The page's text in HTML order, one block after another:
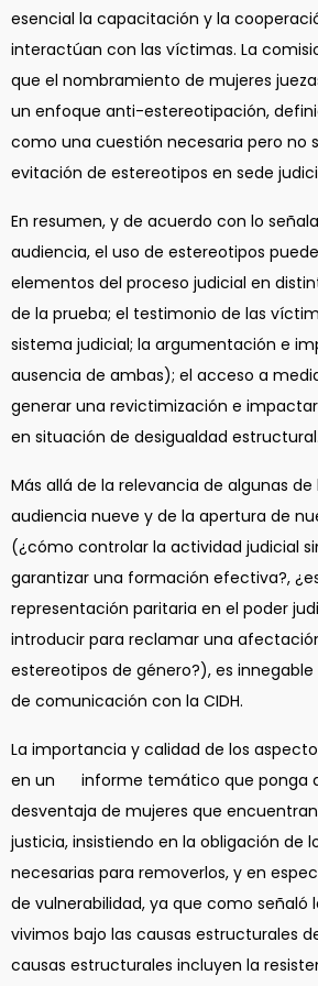
esencial la capacitación y la
interactúan con las víctimas. La
que el nombramiento de mujeres
un enfoque anti-estereotipación,
como una cuestión necesaria pero no
evitación de estereotipos en sede
En resumen, y de acuerdo con lo
audiencia, el uso de estereotipos
elementos del proceso judicial en
de la prueba; el testimonio de las
sistema judicial; la argumentación e
ausencia de ambas); el acceso a
generar una revictimización e
en situación de desigualdad estructural.
Más allá de la relevancia de algunas
audiencia nueve y de la apertura de
(¿cómo controlar la actividad judicial
garantizar una formación efectiva?,
representación paritaria en el poder
introducir para reclamar una
estereotipos de género?), es
de comunicación con la CIDH.
La importancia y calidad de los
en un informe temático que ponga
desventaja de mujeres que
justicia, insistiendo en la obligación de
necesarias para removerlos, y en
de vulnerabilidad, ya que como señaló
vivimos bajo las causas estructurales
causas estructurales incluyen la